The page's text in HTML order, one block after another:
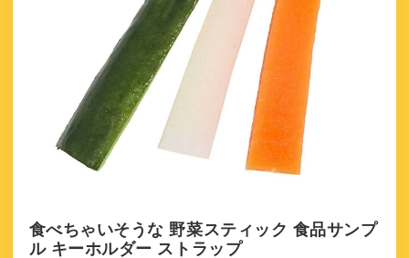
食べちゃいそうな 野菜スティック 食品サンプ
ル キーホルダー ストラップ